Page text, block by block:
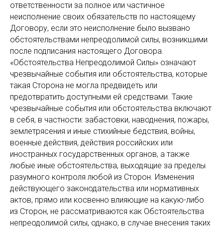
ответственности за полное или частичное
неисполнение своих обязательств по настоящему
Договору, если это неисполнение было вызвано
обстоятельствами непреодолимой силы, возникшими
после подписания настоящего Договора.
«Обстоятельства Непреодолимой Силы» означают
чрезвычайные события или обстоятельства, которые
такая Сторона не могла предвидеть или
предотвратить доступными ей средствами. Такие
чрезвычайные события или обстоятельства включают
в себя, в частности: забастовки, наводнения, пожары,
землетрясения и иные стихийные бедствия, войны,
военные действия, действия российских или
иностранных государственных органов, а также
любые иные обстоятельства, выходящие за пределы
разумного контроля любой из Сторон. Изменения
действующего законодательства или нормативных
актов, прямо или косвенно влияющие на какую-либо
из Сторон, не рассматриваются как Обстоятельства
непреодолимой силы, однако, в случае внесения таких